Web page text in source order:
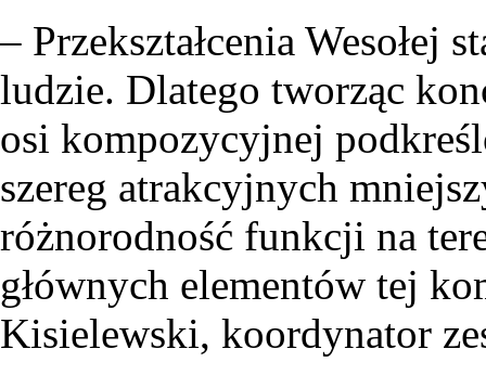
– Przekształcenia Wesołej
ludzie. Dlatego tworząc
osi kompozycyjnej
szereg atrakcyjnych
różnorodność funkcji na
głównych elementów tej
Kisielewski, koordynator